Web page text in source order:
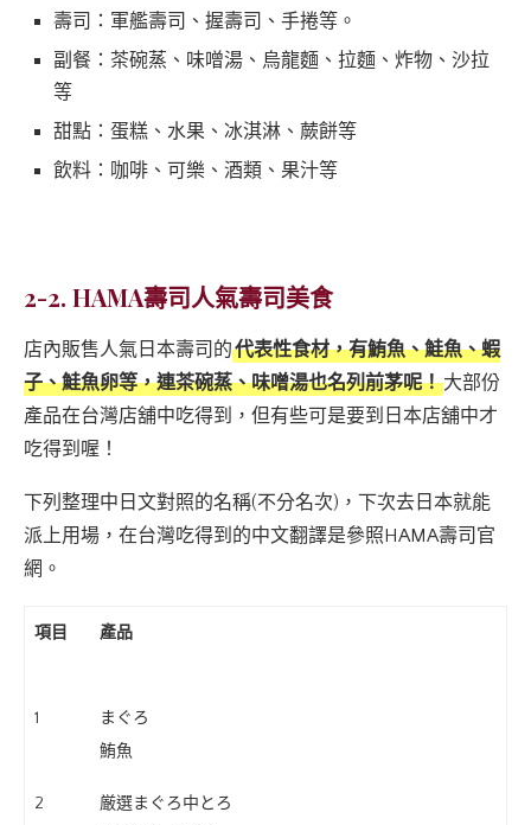
壽司：軍艦壽司、握壽司、手捲等。
副餐：茶碗蒸、味噌湯、烏龍麵、拉麵、炸物、沙拉
等
甜點：蛋糕、水果、冰淇淋、蕨餅等
飲料：咖啡、可樂、酒類、果汁等
2-2. HAMA壽司人氣壽司美食
店內販售人氣日本壽司的代表性食材，有鮪魚、鮭魚、蝦
子、鮭魚卵等，連茶碗蒸、味噌湯也名列前茅呢！大部份
產品在台灣店舖中吃得到，但有些可是要到日本店舖中才
吃得到喔！
下列整理中日文對照的名稱(不分名次)，下次去日本就能
派上用場，在台灣吃得到的中文翻譯是參照HAMA壽司官
網。
項目 產品
1
まぐろ
鮪魚
2
厳選まぐろ中とろ